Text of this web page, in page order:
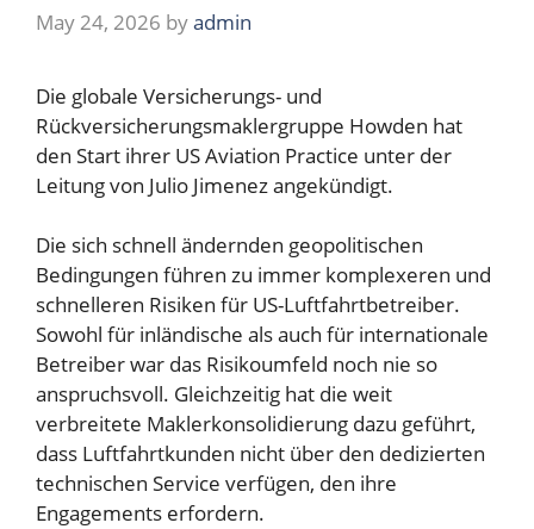
May 24, 2026 byadmin
Die globale Versicherungs- und
Rückversicherungsmaklergruppe Howden hat
den Start ihrer US Aviation Practice unter der
Leitung von Julio Jimenez angekündigt.
Die sich schnell ändernden geopolitischen
Bedingungen führen zu immer komplexeren und
schnelleren Risiken für US-Luftfahrtbetreiber.
Sowohl für inländische als auch für internationale
Betreiber war das Risikoumfeld noch nie so
anspruchsvoll. Gleichzeitig hat die weit
verbreitete Maklerkonsolidierung dazu geführt,
dass Luftfahrtkunden nicht über den dedizierten
technischen Service verfügen, den ihre
Engagements erfordern.